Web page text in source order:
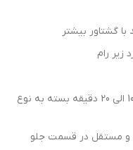
رام
مدت استفاده / حرکت با یک شارژ کامل: 10 الی 20 دقیقه بسته به نوع
و مستقل در قسمت جلو